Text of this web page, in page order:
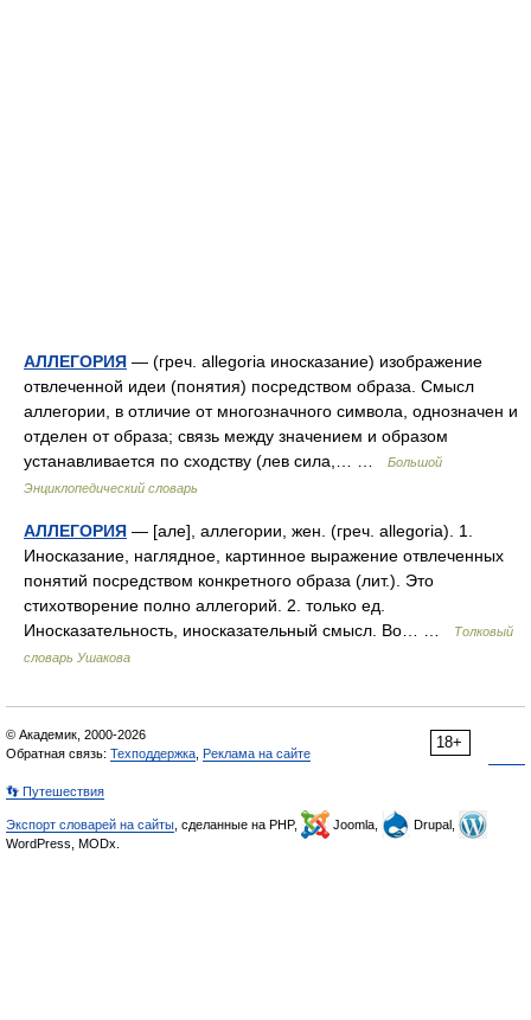
АЛЛЕГОРИЯ — (греч. allegoria иносказание) изображение
отвлеченной идеи (понятия) посредством образа. Смысл
аллегории, в отличие от многозначного символа, однозначен и
отделен от образа; связь между значением и образом
устанавливается по сходству (лев сила,… …
Большой
Энциклопедический словарь
АЛЛЕГОРИЯ — [але], аллегории, жен. (греч. allegoria). 1.
Иносказание, наглядное, картинное выражение отвлеченных
понятий посредством конкретного образа (лит.). Это
стихотворение полно аллегорий. 2. только ед.
Иносказательность, иносказательный смысл. Во… …
Толковый
словарь Ушакова
18+
© Академик, 2000-2026
Обратная связь: Техподдержка Реклама на сайте
👣 Путешествия
Экспорт словарей на сайты , сделанные на PHP, Joomla,
Drupal,
WordPress, MODx.